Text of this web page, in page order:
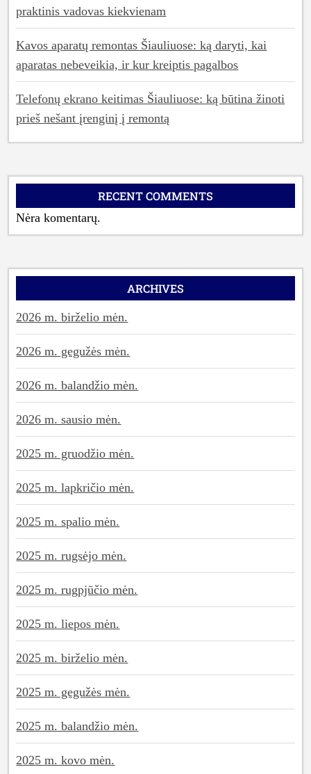
praktinis vadovas kiekvienam
Kavos aparatų remontas Šiauliuose: ką daryti, kai
aparatas nebeveikia, ir kur kreiptis pagalbos
Telefonų ekrano keitimas Šiauliuose: ką būtina žinoti
prieš nešant įrenginį į remontą
RECENT COMMENTS
Nėra komentarų.
ARCHIVES
2026 m. birželio mėn.
2026 m. gegužės mėn.
2026 m. balandžio mėn.
2026 m. sausio mėn.
2025 m. gruodžio mėn.
2025 m. lapkričio mėn.
2025 m. spalio mėn.
2025 m. rugsėjo mėn.
2025 m. rugpjūčio mėn.
2025 m. liepos mėn.
2025 m. birželio mėn.
2025 m. gegužės mėn.
2025 m. balandžio mėn.
2025 m. kovo mėn.